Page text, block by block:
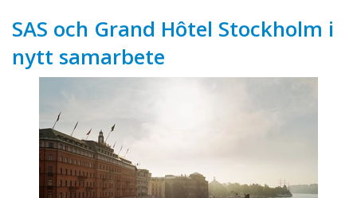
SAS och Grand Hôtel Stockholm i
nytt samarbete